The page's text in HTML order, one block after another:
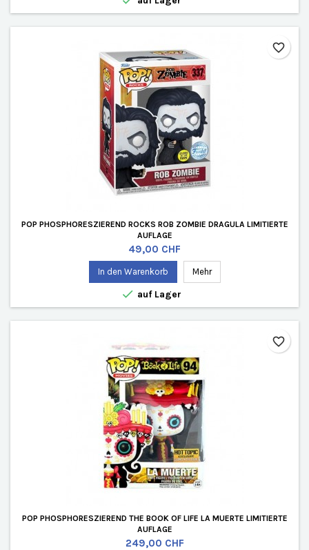
POP PHOSPHORESZIEREND ROCKS ROB ZOMBIE DRAGULA LIMITIERTE
AUFLAGE
Preis
49,00 CHF
In den Warenkorb Mehr
 auf Lager
favorite_border
POP PHOSPHORESZIEREND THE BOOK OF LIFE LA MUERTE LIMITIERTE
AUFLAGE
Preis
249,00 CHF
favorite_border